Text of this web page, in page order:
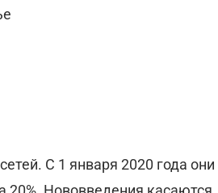
С 1 января 2020 года они